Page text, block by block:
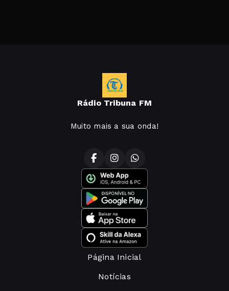
Rádio Tribuna FM
Muito mais a sua onda!
Página Inicial
Notícias